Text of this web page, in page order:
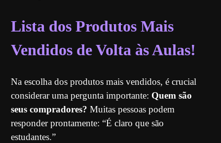
Lista dos Produtos Mais
Vendidos de Volta às Aulas!
Na escolha dos produtos mais vendidos, é crucial
considerar uma pergunta importante: Quem são
seus compradores? Muitas pessoas podem
responder prontamente: “É claro que são
estudantes.”